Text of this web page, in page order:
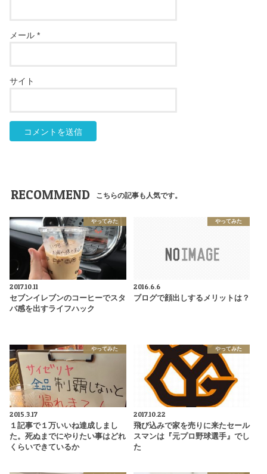
メール*
サイト
RECOMMEND こちらの記事も人気です。
やってみた
2017.10.11
セブンイレブンのコーヒーでスタ
バ感を出すライフハック
やってみた
2016.6.6
ブログで顔出しするメリットは？
やってみた
2015.3.17
１記事で１万いいね達成しまし
た。死ぬまでにやりたい事はどれ
くらいできているか
やってみた
2017.10.22
飛び込みで家を売りに来たセール
スマンは『元プロ野球選手』でし
た